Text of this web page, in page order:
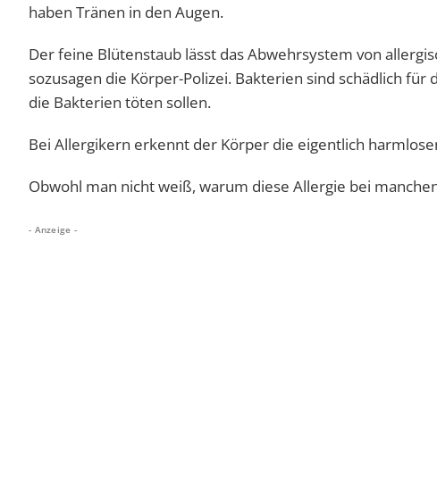
haben Tränen in den Augen.
Der feine Blütenstaub lässt das Abwehrsystem von
sozusagen die Körper-Polizei. Bakterien sind schädlich
die Bakterien töten sollen.
Bei Allergikern erkennt der Körper die eigentlich
Obwohl man nicht weiß, warum diese Allergie bei
- Anzeige -